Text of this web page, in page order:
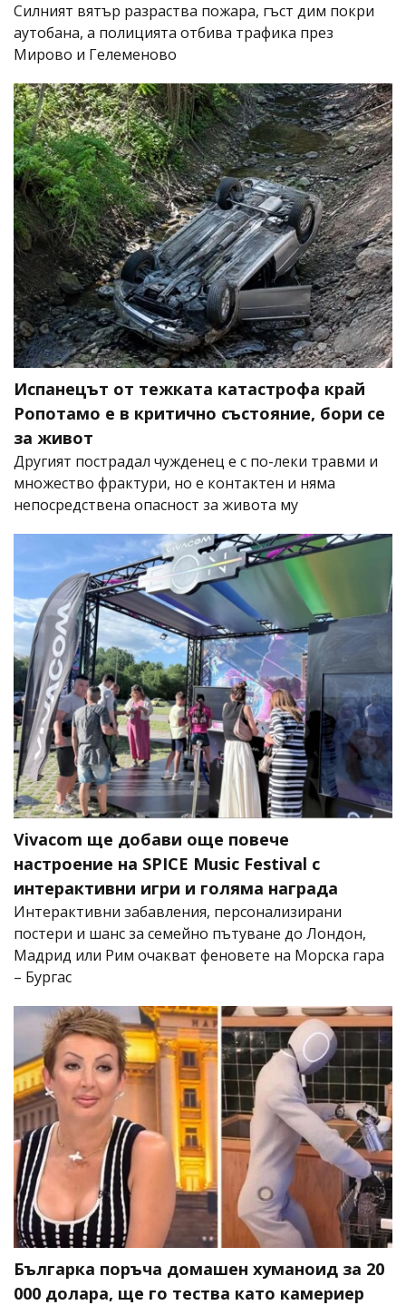
Силният вятър разраства пожара, гъст дим покри
аутобана, а полицията отбива трафика през
Мирово и Гелеменово
Испанецът от тежката катастрофа край
Ропотамо е в критично състояние, бори се
за живот
Другият пострадал чужденец е с по-леки травми и
множество фрактури, но е контактен и няма
непосредствена опасност за живота му
Vivacom ще добави още повече
настроение на SPICE Music Festival с
интерактивни игри и голяма награда
Интерактивни забавления, персонализирани
постери и шанс за семейно пътуване до Лондон,
Мадрид или Рим очакват феновете на Морска гара
– Бургас
Българка поръча домашен хуманоид за 20
000 долара, ще го тества като камериер